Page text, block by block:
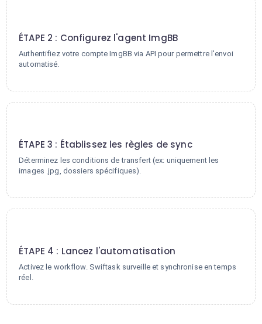
ÉTAPE 2 : Configurez l'agent ImgBB
Authentifiez votre compte ImgBB via API pour permettre l'envoi
automatisé.
ÉTAPE 3 : Établissez les règles de sync
Déterminez les conditions de transfert (ex: uniquement les
images .jpg, dossiers spécifiques).
ÉTAPE 4 : Lancez l'automatisation
Activez le workflow. Swiftask surveille et synchronise en temps
réel.